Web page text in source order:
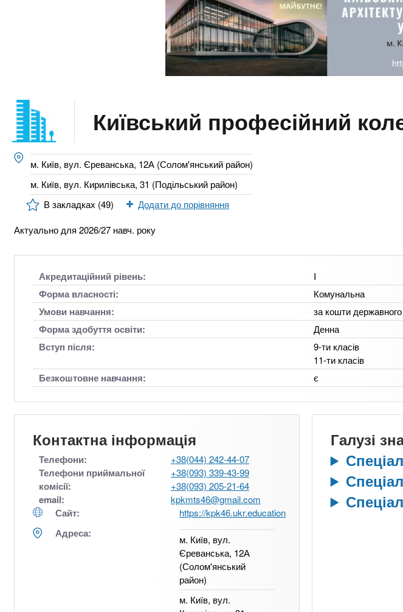
.
i
n
f
o
а
д
і
в
Київський професійний
м. Київ, вул. Єреванська, 12А (Солом'янський район)
м. Київ, вул. Кирилівська, 31 (Подільський район)
В закладках (49)
Додати до порівняння
Актуально для 2026/27 навч. року
Акредитаційний рівень: I
Форма власності: Комунальна
Умови навчання: за кошти
Форма здобуття освіти: Денна
Вступ після:
9-ти класів
11-ти класів
Безкоштовне навчання: є
Контактна інформація
Телефони: +38(044) 242-44-07
Телефони приймальної
комісії:
+38(093) 339-43-99
+38(093) 205-21-64
email: kpkmts46@gmail.com
Сайт: https://kpk46.ukr.education
Адреса:
м. Київ, вул.
Єреванська, 12А
(Солом'янський
район)
м. Київ, вул.
Галузі